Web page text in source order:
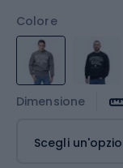
Colore
Dimensione
Scegli